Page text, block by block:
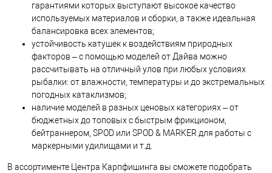
гарантиями которых выступают высокое качество
используемых материалов и сборки, а также идеальная
балансировка всех элементов;
устойчивость катушек к воздействиям природных
факторов – с помощью моделей от Дайва можно
рассчитывать на отличный улов при любых условиях
рыбалки: от влажности, температуры и до экстремальных
погодных катаклизмов;
наличие моделей в разных ценовых категориях – от
бюджетных до топовых с быстрым фрикционом,
бейтраннером, SPOD или SPOD & MARKER для работы с
маркерными удилищами и т.д.
В ассортименте Центра Карпфишинга вы сможете подобрать